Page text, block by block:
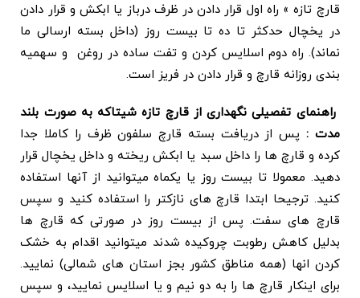
قارچ تازه » راه اول قرار دادن در ظرف درباز یا ابکش و قرار دادن
در یخچال حدکثر تا ده تا بیست روز (داخل بسته ارسالی ما
نماند). راه دوم اسلایس کردن و تفت ساده در روغن و سهمیه
بندی روزانه قارچ و قرار دادن در فریز است.
راهنمای تفصیلی نگهداری از قارچ تازه شیتاکه به صورت بلند
مدت : پس از دریافت بسته قارچ سلفون ظرف را کاملا جدا
کرده و قارچ ها را داخل سبد یا ابکش ریخته و داخل یخچال قرار
دهید. معمولا تا بیست روز یا یکماه میتوانید از آنها استفاده
کنید. ترجیحا ابتدا قارچ های نازکتر را استفاده کنید و سپس
قارچ های سفت. پس از بیست روز در صورتی که قارچ ها
بدلیل کاهش رطوبت چروکیده شدند میتوانید اقدام به خشک
کردن انها (همه مناطق کشور بجز استان های شمالی) نمایید.
برای اینکار قارچ ها را به دو نیم و یا اسلایس نمایید، و سپس